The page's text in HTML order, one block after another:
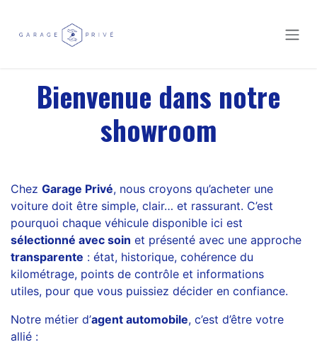
Bienvenue dans notre
showroom
Chez Garage Privé, nous croyons qu’acheter une
voiture doit être simple, clair… et rassurant. C’est
pourquoi chaque véhicule disponible ici est
sélectionné avec soin et présenté avec une approche
transparente : état, historique, cohérence du
kilométrage, points de contrôle et informations
utiles, pour que vous puissiez décider en confiance.
Notre métier d’agent automobile, c’est d’être votre
allié :